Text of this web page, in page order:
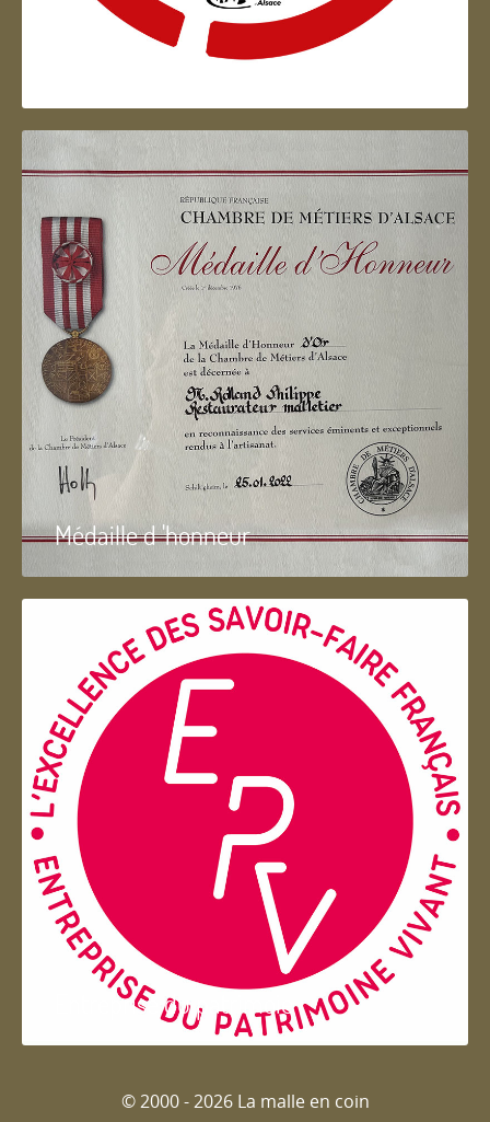
Artisan d'Alsace
Médaille d 'honneur
Entreprise du patrimoie
© 2000 - 2026 La malle en coin